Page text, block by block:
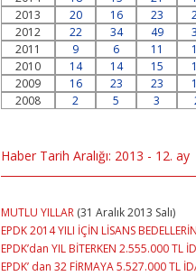
2013
20 16 23
2012
22 34 49
2011
9 6 11
2010
14 14 15
2009
16 23 23
2008
2 5 3
Haber Tarih Aralığı: 2013 - 12. ay
MUTLU YILLAR (31 Aralık 2013 Salı)
EPDK 2014 YILI İÇİN LİSANS
EPDK’dan YIL BİTERKEN 2.555.000 TL
EPDK’ dan 32 FİRMAYA 5.527.000 TL